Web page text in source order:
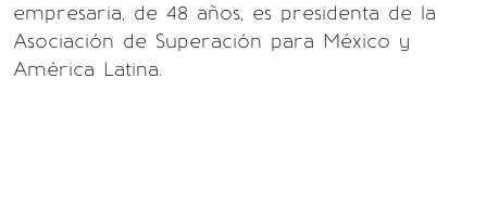
empresaria, de 48 años, es presidenta de la
Asociación de Superación para México y
América Latina.